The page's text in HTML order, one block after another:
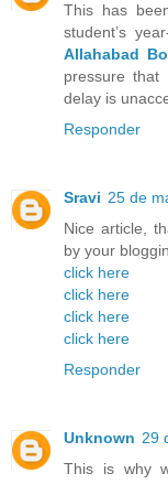
This has
student’s
Allahabad
pressure that
delay is
Responder
Sravi 25 de
Nice article,
by your
click here
click here
click here
click here
Responder
Unknown 29
This is why